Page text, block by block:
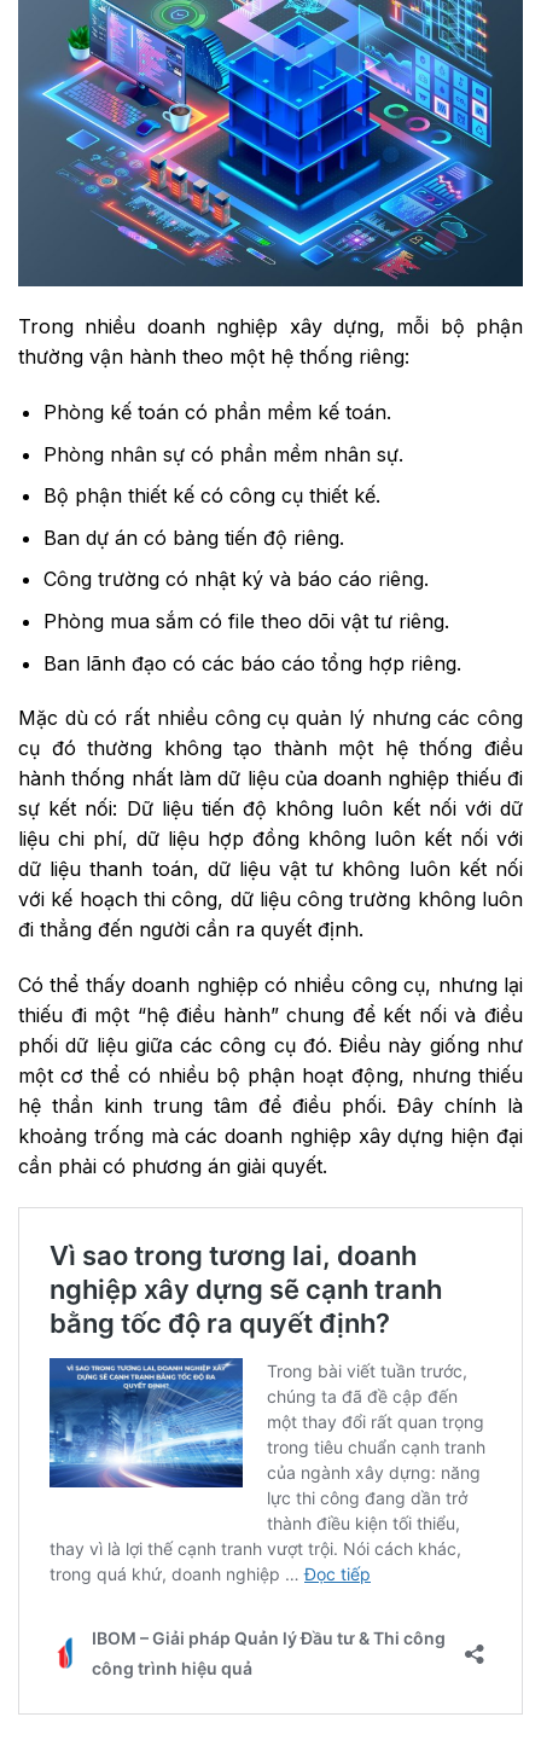
Trong nhiều doanh nghiệp xây dựng, mỗi bộ phận
thường vận hành theo một hệ thống riêng:
Phòng kế toán có phần mềm kế toán.
Phòng nhân sự có phần mềm nhân sự.
Bộ phận thiết kế có công cụ thiết kế.
Ban dự án có bảng tiến độ riêng.
Công trường có nhật ký và báo cáo riêng.
Phòng mua sắm có file theo dõi vật tư riêng.
Ban lãnh đạo có các báo cáo tổng hợp riêng.
Mặc dù có rất nhiều công cụ quản lý nhưng các công
cụ đó thường không tạo thành một hệ thống điều
hành thống nhất làm dữ liệu của doanh nghiệp thiếu đi
sự kết nối: Dữ liệu tiến độ không luôn kết nối với dữ
liệu chi phí, dữ liệu hợp đồng không luôn kết nối với
dữ liệu thanh toán, dữ liệu vật tư không luôn kết nối
với kế hoạch thi công, dữ liệu công trường không luôn
đi thẳng đến người cần ra quyết định.
Có thể thấy doanh nghiệp có nhiều công cụ, nhưng lại
thiếu đi một “hệ điều hành” chung để kết nối và điều
phối dữ liệu giữa các công cụ đó. Điều này giống như
một cơ thể có nhiều bộ phận hoạt động, nhưng thiếu
hệ thần kinh trung tâm để điều phối. Đây chính là
khoảng trống mà các doanh nghiệp xây dựng hiện đại
cần phải có phương án giải quyết.